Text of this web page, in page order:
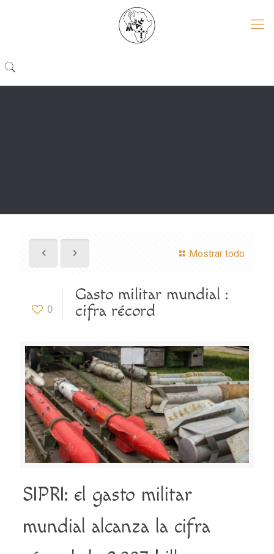
Mostrar todo
0
Gasto militar mundial :
cifra récord
SIPRI: el gasto militar
mundial alcanza la cifra